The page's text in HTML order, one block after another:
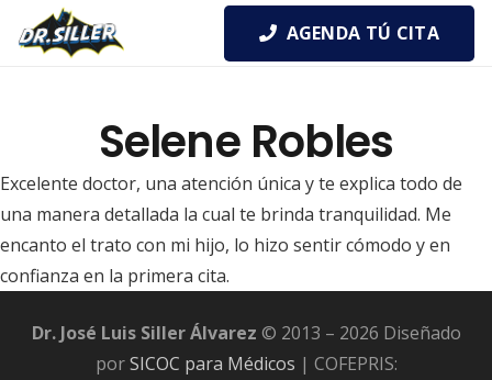
AGENDA TÚ CITA
Selene Robles
Excelente doctor, una atención única y te explica todo de
una manera detallada la cual te brinda tranquilidad. Me
encanto el trato con mi hijo, lo hizo sentir cómodo y en
confianza en la primera cita.
Dr. José Luis Siller Álvarez © 2013 – 2026 Diseñado
porSICOC para Médicos | COFEPRIS: